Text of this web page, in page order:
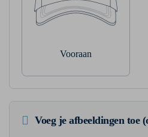
Vooraan
Voeg je afbeeldingen toe